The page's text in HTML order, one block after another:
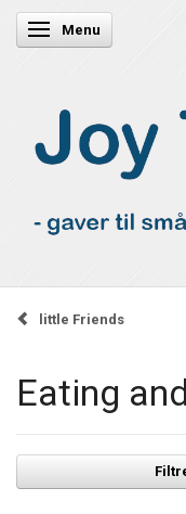
Skifte navigation
Menu
little Friends
Eating